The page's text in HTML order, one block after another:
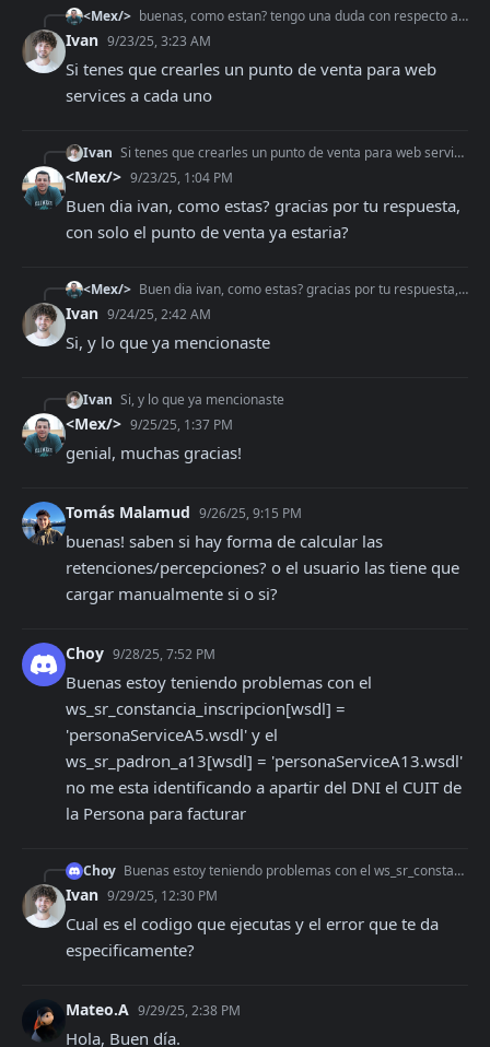
<Mex/> buenas, como estan? tengo una duda con respecto al tema de generar facturas con diferentes cuit. Estoy tratando de automatizar la generación de factura para mi
Ivan 9/23/25, 3:23 AM
Si tenes que crearles un punto de venta para web
services a cada uno
Ivan Si tenes que crearles un punto de venta para web services a cada uno
<Mex/> 9/23/25, 1:04 PM
Buen dia ivan, como estas? gracias por tu respuesta,
con solo el punto de venta ya estaria?
<Mex/> Buen dia ivan, como estas? gracias por tu respuesta, con solo el punto de venta ya estaria?
Ivan 9/24/25, 2:42 AM
Si, y lo que ya mencionaste
Ivan Si, y lo que ya mencionaste
<Mex/> 9/25/25, 1:37 PM
genial, muchas gracias!
Tomás Malamud 9/26/25, 9:15 PM
buenas! saben si hay forma de calcular las
retenciones/percepciones? o el usuario las tiene que
cargar manualmente si o si?
Choy 9/28/25, 7:52 PM
Buenas estoy teniendo problemas con el
ws_sr_constancia_inscripcion[wsdl] =
'personaServiceA5.wsdl' y el
ws_sr_padron_a13[wsdl] = 'personaServiceA13.wsdl'
no me esta identificando a apartir del DNI el CUIT de
la Persona para facturar
Choy Buenas estoy teniendo problemas con el ws_sr_constancia_inscripcion[wsdl] = 'personaServiceA5.wsdl' y el ws_sr_padron_a13[wsdl] = 'personaServiceA13.wsdl' no m
Ivan 9/29/25, 12:30 PM
Cual es el codigo que ejecutas y el error que te da
especificamente?
Mateo.A 9/29/25, 2:38 PM
Hola, Buen día.